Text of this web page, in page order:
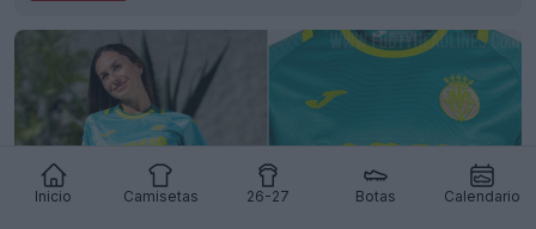
Inicio Camisetas 26-27 Botas Calendario